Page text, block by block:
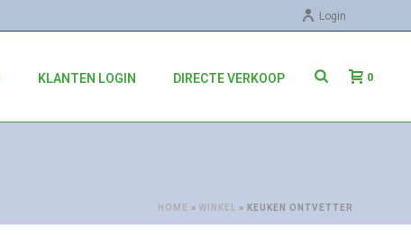
Login
KLANTEN LOGIN DIRECTE VERKOOP 0
HOME » WINKEL » KEUKEN ONTVETTER